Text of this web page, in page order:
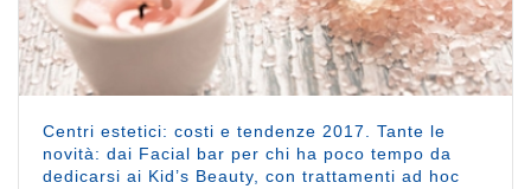
Centri estetici: costi e tendenze 2017. Tante le
novità: dai Facial bar per chi ha poco tempo da
dedicarsi ai Kid’s Beauty, con trattamenti ad hoc